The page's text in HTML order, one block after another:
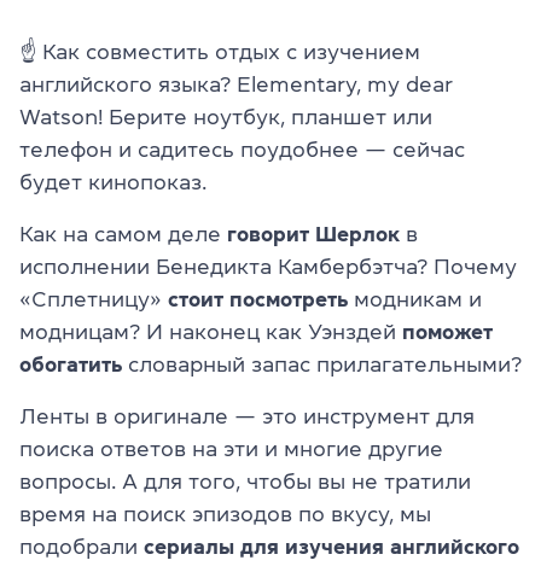
☝ Как совместить отдых с изучением
английского языка? Elementary, my dear
Watson! Берите ноутбук, планшет или
телефон и садитесь поудобнее — сейчас
будет кинопоказ.
Как на самом деле говорит Шерлок в
исполнении Бенедикта Камбербэтча? Почему
«Сплетницу» стоит посмотреть модникам и
модницам? И наконец как Уэнздей поможет
обогатить словарный запас прилагательными?
Ленты в оригинале — это инструмент для
поиска ответов на эти и многие другие
вопросы. А для того, чтобы вы не тратили
время на поиск эпизодов по вкусу, мы
подобрали сериалы для изучения английского